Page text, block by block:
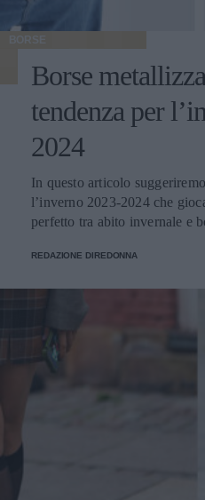
BORSE
Borse
tendenza per
2024
In questo articolo
l’inverno 2023-2024 che
perfetto tra abito invernale e
REDAZIONE DIREDONNA